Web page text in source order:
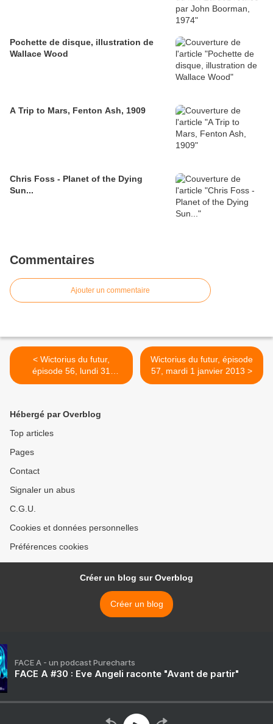
Pochette de disque, illustration de
Wallace Wood
A Trip to Mars, Fenton Ash, 1909
Chris Foss - Planet of the Dying
Sun...
Commentaires
Ajouter un commentaire
< Wictorius du futur,
épisode 56, lundi 31
décembre
Wictorius du futur, épisode
57, mardi 1 janvier 2013 >
Hébergé par Overblog
Top articles
Pages
Contact
Signaler un abus
C.G.U.
Cookies et données personnelles
Préférences cookies
Créer un blog sur Overblog
Créer un blog
FACE A - un podcast Purecharts
FACE A #30 : Eve Angeli raconte "Avant de partir"